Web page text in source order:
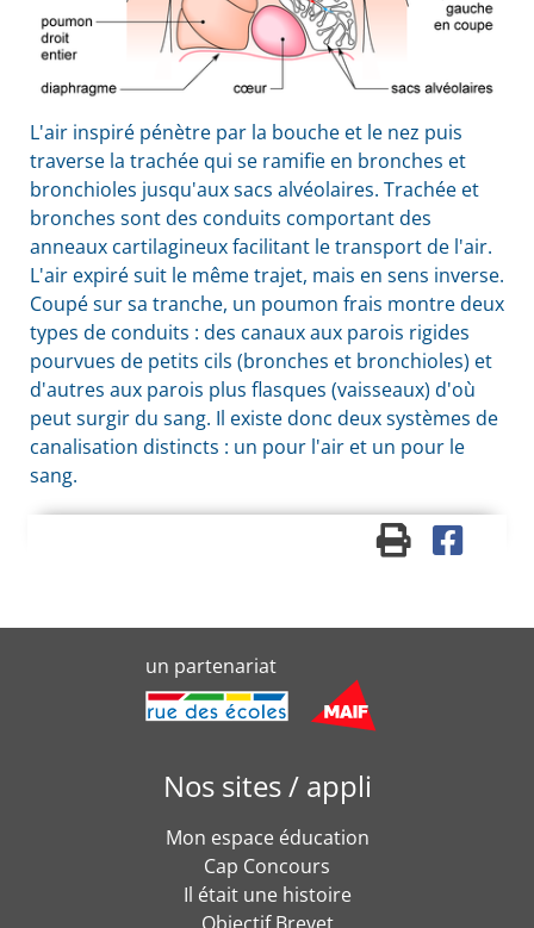
L'air inspiré pénètre par la bouche et le nez puis
traverse la trachée qui se ramifie en bronches et
bronchioles jusqu'aux sacs alvéolaires. Trachée et
bronches sont des conduits comportant des
anneaux cartilagineux facilitant le transport de l'air.
L'air expiré suit le même trajet, mais en sens inverse.
Coupé sur sa tranche, un poumon frais montre deux
types de conduits : des canaux aux parois rigides
pourvues de petits cils (bronches et bronchioles) et
d'autres aux parois plus flasques (vaisseaux) d'où
peut surgir du sang. Il existe donc deux systèmes de
canalisation distincts : un pour l'air et un pour le
sang.
un partenariat
Nos sites / appli
Mon espace éducation
Cap Concours
Il était une histoire